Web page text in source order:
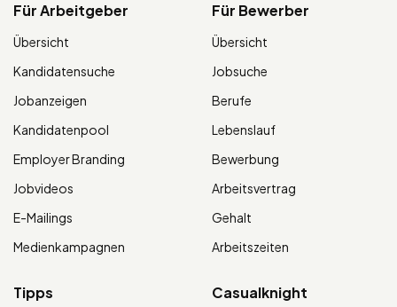
Für Arbeitgeber
Übersicht
Kandidatensuche
Jobanzeigen
Kandidatenpool
Employer Branding
Jobvideos
E-Mailings
Medienkampagnen
Für Bewerber
Übersicht
Jobsuche
Berufe
Lebenslauf
Bewerbung
Arbeitsvertrag
Gehalt
Arbeitszeiten
Tipps Casualknight